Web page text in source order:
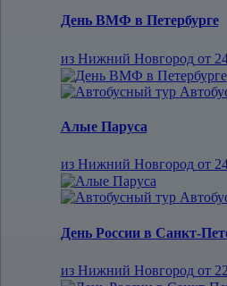
День ВМФ в Петербурге
из Нижний Новгород от
Алые Паруса
из Нижний Новгород от
День России в Санкт-
из Нижний Новгород от